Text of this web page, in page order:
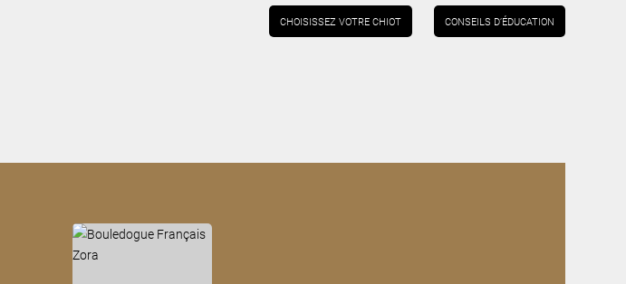
CHOISISSEZ VOTRE CHIOT CONSEILS D’ÉDUCATION